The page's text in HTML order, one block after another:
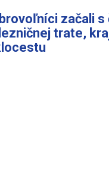
začali
trate,